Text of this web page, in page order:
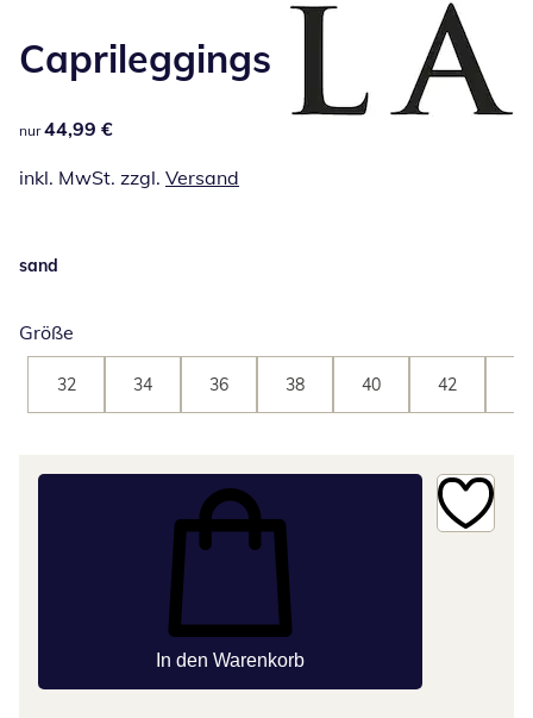
Caprileggings
44,99 €
nur 44,99 €
inkl. MwSt. zzgl. Versand
sand
Größe
32 34 36 38 40 42
In den Warenkorb